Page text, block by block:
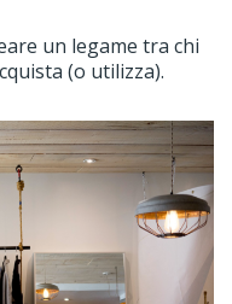
un legame tra chi
(o utilizza).